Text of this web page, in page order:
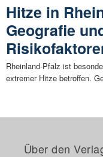
Hitze in
Geografie
Rheinland-Pfalz ist
extremer Hitze betroffen.
Über den